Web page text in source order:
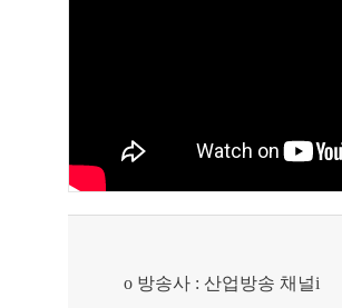
o 방송사 : 산업방송 채널i